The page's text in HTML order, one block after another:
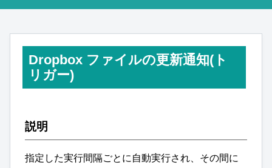
Dropbox ファイルの更新通知(ト
リガー)
説明
指定した実行間隔ごとに自動実行され、その間に